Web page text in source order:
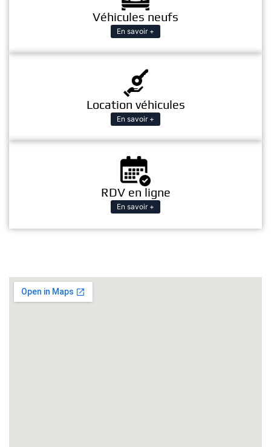
Véhicules neufs
En savoir +
Location véhicules
En savoir +
RDV en ligne
En savoir +